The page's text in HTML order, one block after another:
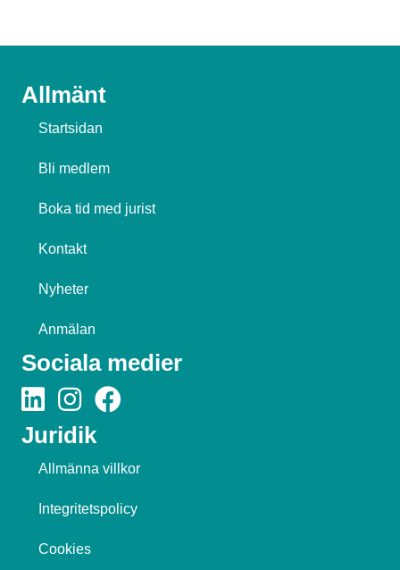
Allmänt
Startsidan
Bli medlem
Boka tid med jurist
Kontakt
Nyheter
Anmälan
Sociala medier
Juridik
Allmänna villkor
Integritetspolicy
Cookies